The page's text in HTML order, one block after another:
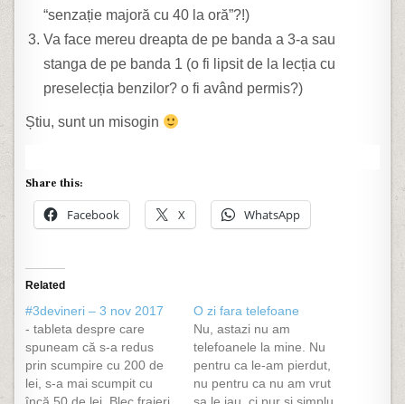
“senzație majoră cu 40 la oră”?!)
Va face mereu dreapta de pe banda a 3-a sau
stanga de pe banda 1 (o fi lipsit de la lecția cu
preselecția benzilor? o fi având permis?)
Știu, sunt un misogin
Share this:
Facebook X WhatsApp
Related
#3devineri – 3 nov 2017
- tableta despre care
spuneam că s-a redus
prin scumpire cu 200 de
lei, s-a mai scumpit cu
O zi fara telefoane
Nu, astazi nu am
telefoanele la mine. Nu
pentru ca le-am pierdut,
nu pentru ca nu am vrut